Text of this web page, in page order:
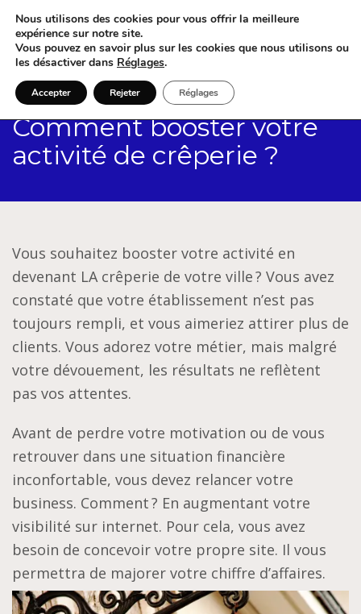
Comment booster votre
activité de crêperie ?
Vous souhaitez booster votre activité en
devenant LA crêperie de votre ville ? Vous avez
constaté que votre établissement n’est pas
toujours rempli, et vous aimeriez attirer plus de
clients. Vous adorez votre métier, mais malgré
votre dévouement, les résultats ne reflètent
pas vos attentes.
Avant de perdre votre motivation ou de vous
retrouver dans une situation financière
inconfortable, vous devez relancer votre
business. Comment ? En augmentant votre
visibilité sur internet. Pour cela, vous avez
besoin de concevoir votre propre site. Il vous
permettra de majorer votre chiffre d’affaires.
Nous utilisons des cookies pour vous offrir la meilleure
expérience sur notre site.
Vous pouvez en savoir plus sur les cookies que nous utilisons ou
les désactiver dans Réglages.
Accepter Rejeter Réglages